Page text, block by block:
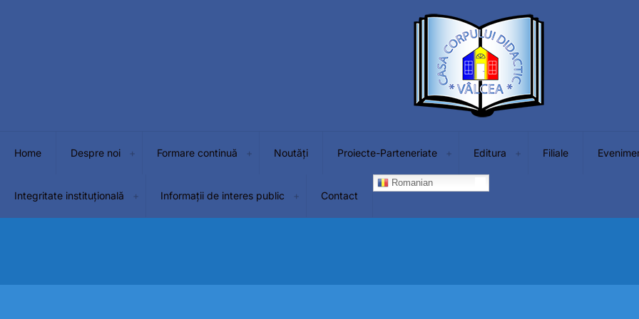
Home Despre noi Formare continuă Noutăți Proiecte-Parteneriate Editura Filiale
Integritate instituțională Informații de interes public Contact
Romanian